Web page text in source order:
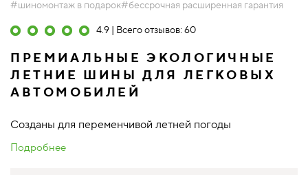
#шиномонтаж в подарок#бессрочная расширенная гарантия
4.9 | Всего отзывов: 60
ПРЕМИАЛЬНЫЕ ЭКОЛОГИЧНЫЕ
ЛЕТНИЕ ШИНЫ ДЛЯ ЛЕГКОВЫХ
АВТОМОБИЛЕЙ
Созданы для переменчивой летней погоды
Подробнее